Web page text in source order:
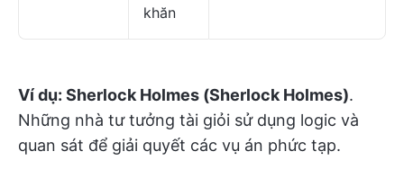
khăn
Ví dụ: Sherlock Holmes (Sherlock Holmes).
Những nhà tư tưởng tài giỏi sử dụng logic và
quan sát để giải quyết các vụ án phức tạp.